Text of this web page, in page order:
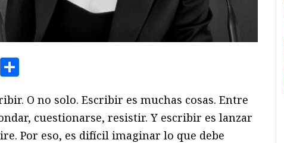
Email
O no solo. Escribir es muchas cosas. Entre
cuestionarse, resistir. Y escribir es lanzar
Por eso, es difícil imaginar lo que debe